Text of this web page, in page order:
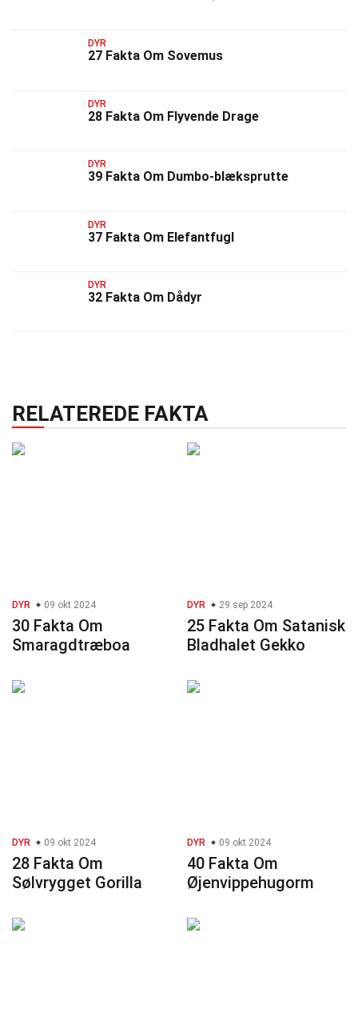
DYR
27 Fakta Om Sovemus
DYR
28 Fakta Om Flyvende Drage
DYR
39 Fakta Om Dumbo-blæksprutte
DYR
37 Fakta Om Elefantfugl
DYR
32 Fakta Om Dådyr
RELATEREDE FAKTA
DYR 09 okt 2024
30 Fakta Om
Smaragdtræboa
DYR 29 sep 2024
25 Fakta Om Satanisk
Bladhalet Gekko
DYR 09 okt 2024
28 Fakta Om
Sølvrygget Gorilla
DYR 09 okt 2024
40 Fakta Om
Øjenvippehugorm